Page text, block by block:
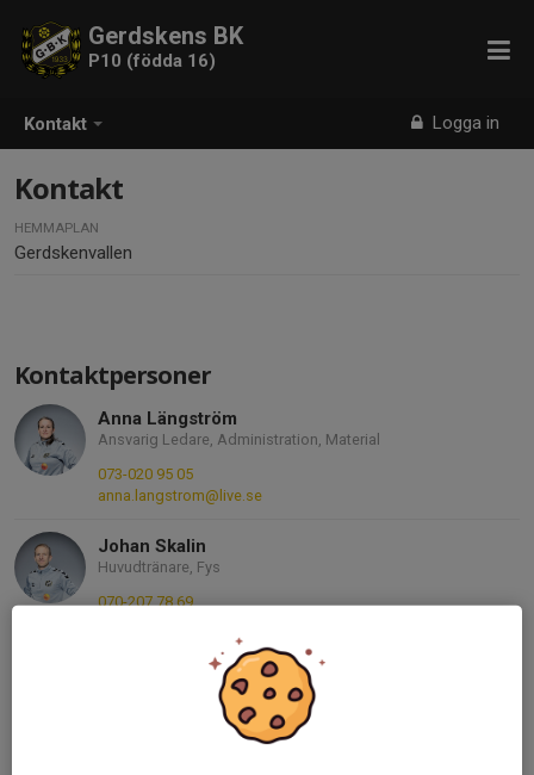
Kontakt Logga in
Gerdskens BK
P10 (födda 16)
Kontakt
HEMMAPLAN
Gerdskenvallen
Kontaktpersoner
Anna Längström
Ansvarig Ledare, Administration, Material
073-020 95 05
anna.langstrom@live.se
Johan Skalin
Huvudtränare, Fys
070-207 78 69
Angelica Brohall